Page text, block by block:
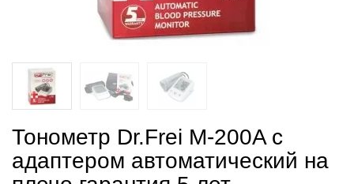
Тонометр Dr.Frei M-200A с
адаптером автоматический на